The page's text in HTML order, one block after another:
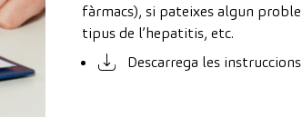
fàrmacs), si pateixes algun
tipus de l’hepatitis, etc.
Descarrega les instruccions